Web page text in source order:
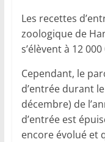
Les recettes
zoologique de
s’élèvent à 12
Cependant, le
d’entrée durant
décembre) de
d’entrée est
encore évolué et